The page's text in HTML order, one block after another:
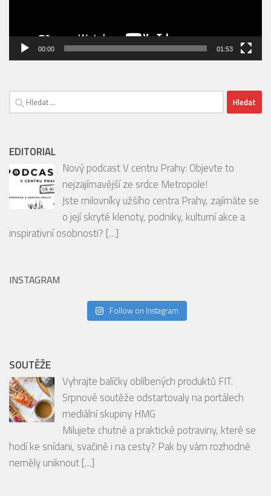
Vyhledávání
EDITORIAL
Nový podcast V centru Prahy: Objevte to
o její skryté klenoty, podniky, kulturní akce a
inspirativní osobnosti?[…]
INSTAGRAM
Milujete chutné a praktické potraviny, které se
hodí ke snídani, svačině i na cesty? Pak by vám rozhodně
neměly uniknout[…]
RECENZE
PODCAST: Degustace šumivých vín spolu s